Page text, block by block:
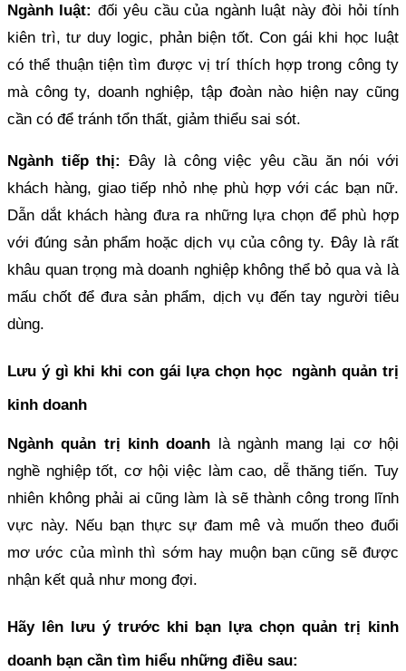
Ngành luật: đối yêu cầu của ngành luật này đòi hỏi tính
kiên trì, tư duy logic, phản biện tốt. Con gái khi học luật
có thể thuận tiện tìm được vị trí thích hợp trong công ty
mà công ty, doanh nghiệp, tập đoàn nào hiện nay cũng
cần có để tránh tổn thất, giảm thiểu sai sót.
Ngành tiếp thị:Đây là công việc yêu cầu ăn nói với
khách hàng, giao tiếp nhỏ nhẹ phù hợp với các bạn nữ.
Dẫn dắt khách hàng đưa ra những lựa chọn để phù hợp
với đúng sản phẩm hoặc dịch vụ của công ty. Đây là rất
khâu quan trọng mà doanh nghiệp không thể bỏ qua và là
mấu chốt để đưa sản phẩm, dịch vụ đến tay người tiêu
dùng.
Lưu ý gì khi khi con gái lựa chọn học ngành quản trị
kinh doanh
Ngành quản trị kinh doanh là ngành mang lại cơ hội
nghề nghiệp tốt, cơ hội việc làm cao, dễ thăng tiến. Tuy
nhiên không phải ai cũng làm là sẽ thành công trong lĩnh
vực này. Nếu bạn thực sự đam mê và muốn theo đuổi
mơ ước của mình thì sớm hay muộn bạn cũng sẽ được
nhận kết quả như mong đợi.
Hãy lên lưu ý trước khi bạn lựa chọn quản trị kinh
doanh bạn cần tìm hiểu những điều sau: